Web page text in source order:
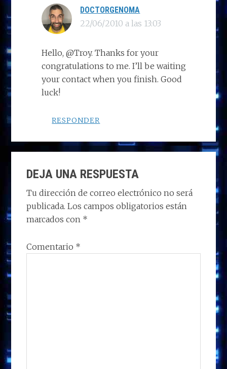
DOCTORGENOMA
22/06/2010 a las 13:03
Hello, @Troy. Thanks for your
congratulations to me. I’ll be waiting
your contact when you finish. Good
luck!
RESPONDER
DEJA UNA RESPUESTA
Tu dirección de correo electrónico no será
publicada. Los campos obligatorios están
marcados con *
Comentario *